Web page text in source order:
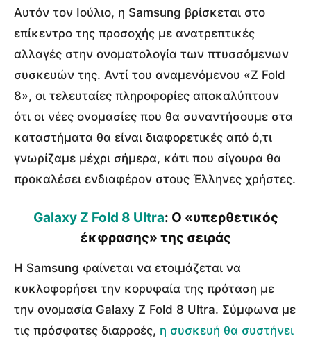
Αυτόν τον Ιούλιο, η Samsung βρίσκεται στο
επίκεντρο της προσοχής με ανατρεπτικές
αλλαγές στην ονοματολογία των πτυσσόμενων
συσκευών της. Αντί του αναμενόμενου «Z Fold
8», οι τελευταίες πληροφορίες αποκαλύπτουν
ότι οι νέες ονομασίες που θα συναντήσουμε στα
καταστήματα θα είναι διαφορετικές από ό,τι
γνωρίζαμε μέχρι σήμερα, κάτι που σίγουρα θα
προκαλέσει ενδιαφέρον στους Έλληνες χρήστες.
Galaxy Z Fold 8 Ultra: Ο «υπερθετικός
έκφρασης» της σειράς
Η Samsung φαίνεται να ετοιμάζεται να
κυκλοφορήσει την κορυφαία της πρόταση με
την ονομασία Galaxy Z Fold 8 Ultra. Σύμφωνα με
τις πρόσφατες διαρροές, η συσκευή θα συστήνει